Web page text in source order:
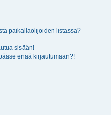
paikallaolijoiden listassa?
sisään!
enää kirjautumaan?!